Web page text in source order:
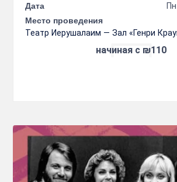
Дата
Место проведения
Театр Иерушалаим — Зал «Генри
начиная с ₪110